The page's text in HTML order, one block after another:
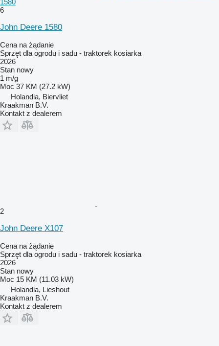
6
John Deere 1580
Cena na żądanie
Sprzęt dla ogrodu i sadu - traktorek kosiarka
2026
Stan nowy
1 m/g
Moc 37 KM (27.2 kW)
Holandia, Biervliet
Kraakman B.V.
Kontakt z dealerem
2
John Deere X107
Cena na żądanie
Sprzęt dla ogrodu i sadu - traktorek kosiarka
2026
Stan nowy
Moc 15 KM (11.03 kW)
Holandia, Lieshout
Kraakman B.V.
Kontakt z dealerem